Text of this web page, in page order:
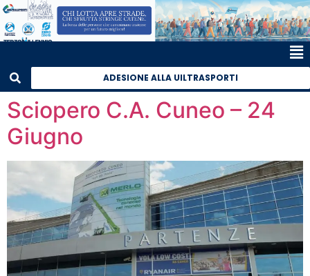
ADESIONE ALLA UILTRASPORTI
Sciopero C.A. Cuneo – 24
Giugno